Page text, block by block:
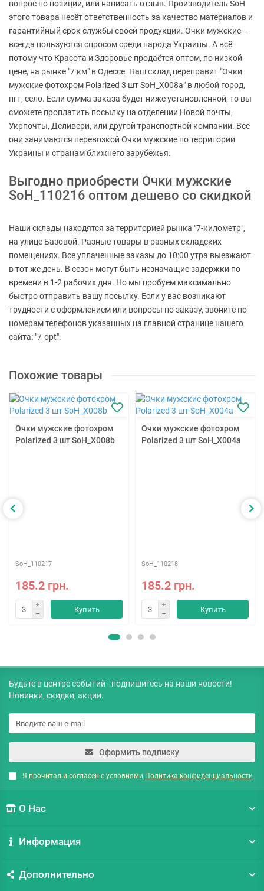
вопрос по позиции, или написать отзыв. Производитель SoH
этого товара несёт ответственность за качество материалов и
гарантийный срок службы своей продукции. Очки мужские –
всегда пользуются спросом среди народа Украины. А всё
потому что Красота и Здоровье продаётся оптом, по низкой
цене, на рынке "7 км" в Одессе. Наш склад переправит "Очки
мужские фотохром Polarized 3 шт SoH_X008a" в любой город,
пгт, село. Если сумма заказа будет ниже установленной, то вы
сможете проплатить посылку на отделении Новой почты,
Укрпочты, Деливери, или другой транспортной компании. Все
они занимаются перевозкой Очки мужские по территории
Украины и странам ближнего зарубежья.
Выгодно приобрести Очки мужские
SoH_110216 оптом дешево со скидкой
Наши склады находятся за территорией рынка "7-километр",
на улице Базовой. Разные товары в разных складских
помещениях. Все уплаченные заказы до 10:00 утра выезжают
в тот же день. В сезон могут быть незначащие задержки по
времени в 1-2 рабочих дня. Но мы пробуем максимально
быстро отправить вашу посылку. Если у вас возникают
трудности с оформлением или вопросы по заказу, звоните по
номерам телефонов указанных на главной странице нашего
сайта: "7-opt".
Похожие товары
Очки мужские фотохром
Polarized 3 шт SoH_X008b
SoH_110217
185.2 грн.
Купить
Очки мужские фотохром
Polarized 3 шт SoH_X004a
SoH_110218
185.2 грн.
Купить
Будьте в центре событий - подпишитесь на наши новости!
Новинки, скидки, акции.
Оформить подписку
Я прочитал и согласен с условиями Политика конфиденциальности
О Нас
Информация
Дополнительно